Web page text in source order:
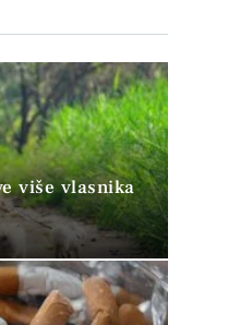
više vlasnika